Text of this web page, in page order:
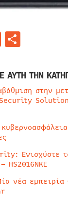
Messenger
ΑΥΤΗ ΤΗΝ
στην
Security
Ενισχύστε
HS2016NKE
νέα εμπειρία